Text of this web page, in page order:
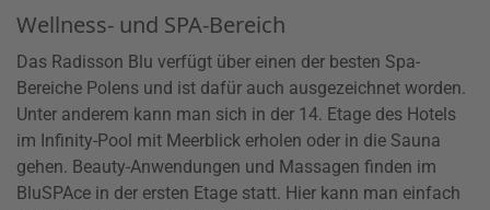
Wellness- und SPA-Bereich
Das Radisson Blu verfügt über einen der besten Spa-
Bereiche Polens und ist dafür auch ausgezeichnet worden.
Unter anderem kann man sich in der 14. Etage des Hotels
im Infinity-Pool mit Meerblick erholen oder in die Sauna
gehen. Beauty-Anwendungen und Massagen finden im
BluSPAce in der ersten Etage statt. Hier kann man einfach